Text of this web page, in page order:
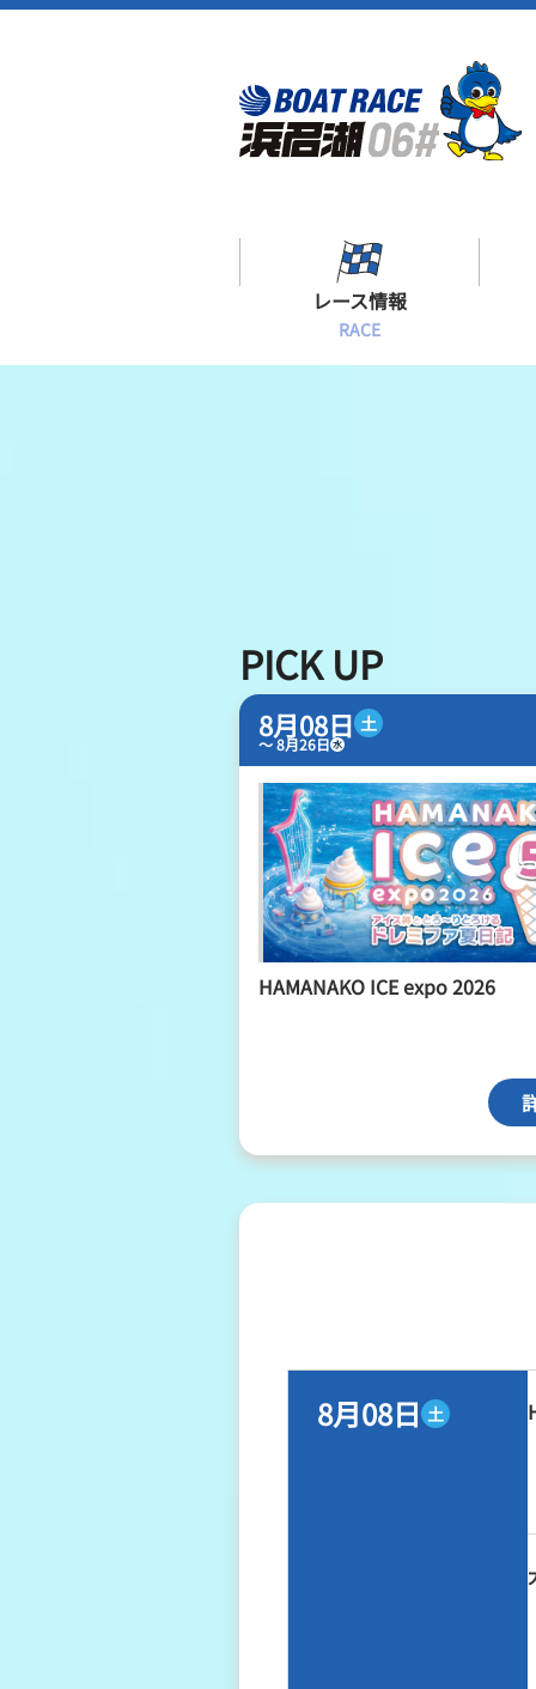
レース情報
RACE
出走表・前日予想PDF
モーター抽選結果・前検
企画レース
得点率ランキング
PICK UP
8月08日 土
〜 8月26日 水
HAMANAKO ICE expo 2026
8月08日 土